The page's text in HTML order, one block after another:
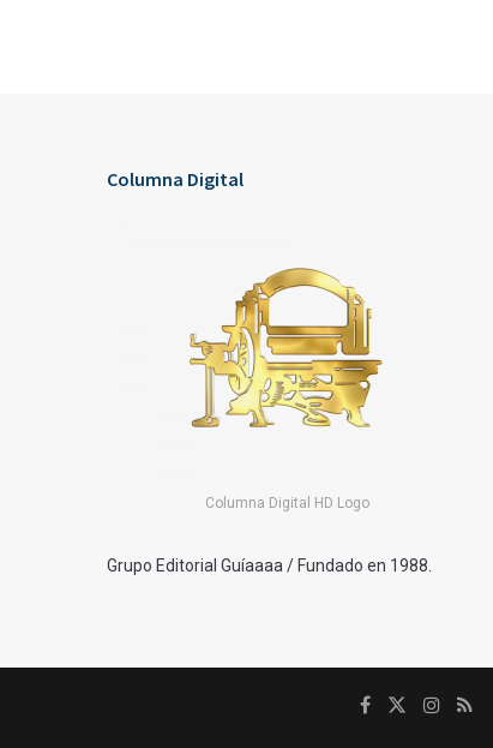
Columna Digital
Columna Digital HD Logo
Grupo Editorial Guíaaaa / Fundado en 1988.